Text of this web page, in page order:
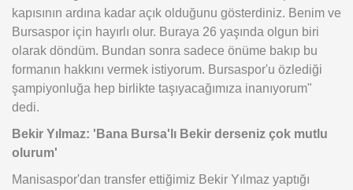
kapısının ardına kadar açık olduğunu gösterdiniz. Benim ve
Bursaspor için hayırlı olur. Buraya 26 yaşında olgun biri
olarak döndüm. Bundan sonra sadece önüme bakıp bu
formanın hakkını vermek istiyorum. Bursaspor'u özlediği
şampiyonluğa hep birlikte taşıyacağımıza inanıyorum"
dedi.
Bekir Yılmaz: 'Bana Bursa'lı Bekir derseniz çok mutlu
olurum'
Manisaspor'dan transfer ettiğimiz Bekir Yılmaz yaptığı